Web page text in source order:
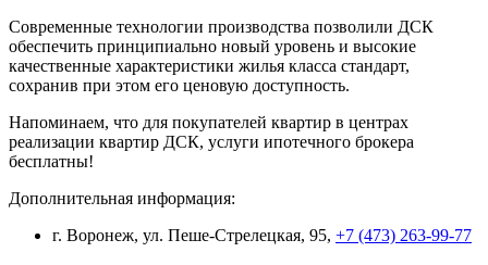
Современные технологии производства позволили ДСК
обеспечить принципиально новый уровень и высокие
качественные характеристики жилья класса стандарт,
сохранив при этом его ценовую доступность.
Напоминаем, что для покупателей квартир в центрах
реализации квартир ДСК, услуги ипотечного брокера
бесплатны!
Дополнительная информация:
г. Воронеж, ул. Пеше-Стрелецкая, 95, +7 (473) 263-99-77